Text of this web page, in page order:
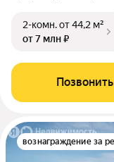
2-комн.от 44,2 м²
от 7 млн ₽
Позвонить
вознаграждение за